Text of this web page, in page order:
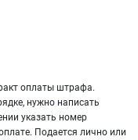
оплаты штрафа.
нужно написать
указать номер
Подается лично или